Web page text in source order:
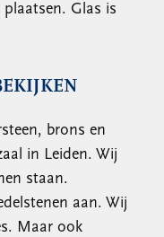
Glas is
brons en
in Leiden. Wij
staan.
aan. Wij
Maar ook